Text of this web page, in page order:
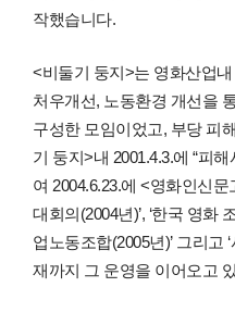
작했습니다.
<비둘기 둥지>는 영화산업
처우개선, 노동환경 개선을
구성한 모임이었고, 부당 피
기 둥지>내 2001.4.3.에 “피
여 2004.6.23.에 <영화인신
대회의(2004년)’, ‘한국 영화
업노동조합(2005년)’ 그리고
재까지 그 운영을 이어오고